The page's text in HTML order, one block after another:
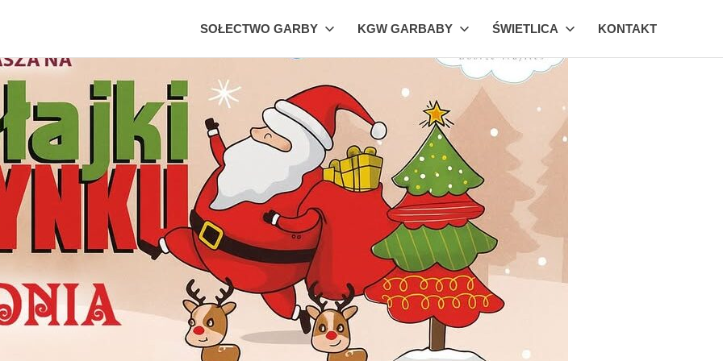
SOŁECTWO GARBY KGW GARBABY ŚWIETLICA KONTAKT